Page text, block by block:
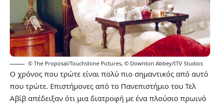
© The Proposal/Touchstone Pictures, © Downton Abbey/ITV Studios
Ο χρόνος που τρώτε είναι πολύ πιο σημαντικός από αυτό
που τρώτε. Επιστήμονες από το Πανεπιστήμιο του Τελ
Αβίβ απέδειξαν ότι μια διατροφή με ένα πλούσιο πρωινό